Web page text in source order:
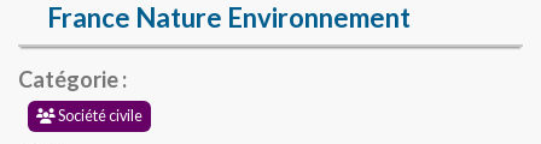
France Nature Environnement
Catégorie :
Société civile